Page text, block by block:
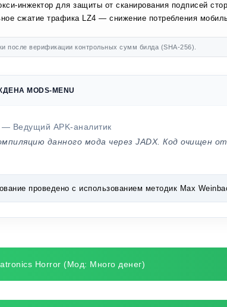
инжектор для защиты от сканирования подписей
сжатие трафика LZ4 — снижение потребления
после верификации контрольных сумм билда (SHA-256).
MODS-MENU
— Ведущий APK-аналитик
данного мода через JADX. Код очищен
проведено с использованием методик Max
Horror (Мод: Много денег)